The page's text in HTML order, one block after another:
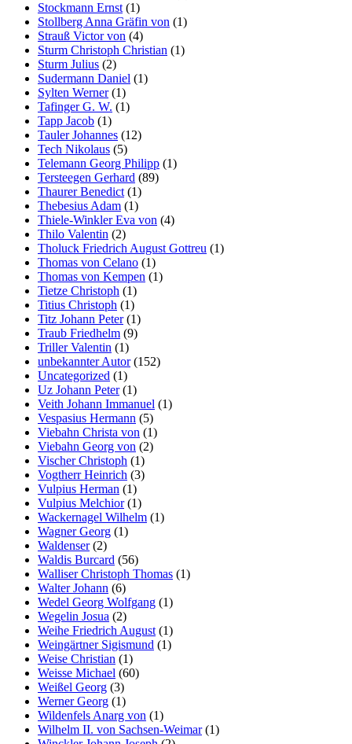
Stockmann Ernst (1)
Stollberg Anna Gräfin von (1)
Strauß Victor von (4)
Sturm Christoph Christian (1)
Sturm Julius (2)
Sudermann Daniel (1)
Sylten Werner(1)
Tafinger G. W. (1)
Tapp Jacob (1)
Tauler Johannes (12)
Tech Nikolaus (5)
Telemann Georg Philipp (1)
Tersteegen Gerhard (89)
Thaurer Benedict (1)
Thebesius Adam (1)
Thiele-Winkler Eva von (4)
Thilo Valentin (2)
Tholuck Friedrich August Gottreu (1)
Thomas von Celano (1)
Thomas von Kempen (1)
Tietze Christoph (1)
Titius Christoph (1)
Titz Johann Peter(1)
Traub Friedhelm (9)
Triller Valentin (1)
unbekannter Autor(152)
Uncategorized (1)
Uz Johann Peter(1)
Veith Johann Immanuel (1)
Vespasius Hermann (5)
Viebahn Christa von (1)
Viebahn Georg von (2)
Vischer Christoph (1)
Vogtherr Heinrich (3)
Vulpius Herman (1)
Vulpius Melchior(1)
Wackernagel Wilhelm (1)
Wagner Georg (1)
Waldenser(2)
Waldis Burcard (56)
Walliser Christoph Thomas (1)
Walter Johann (6)
Wedel Georg Wolfgang (1)
Wegelin Josua (2)
Weihe Friedrich August (1)
Weingärtner Sigismund (1)
Weise Christian (1)
Weisse Michael (60)
Weißel Georg (3)
Werner Georg (1)
Wildenfels Anarg von (1)
Wilhelm II. von Sachsen-Weimar(1)